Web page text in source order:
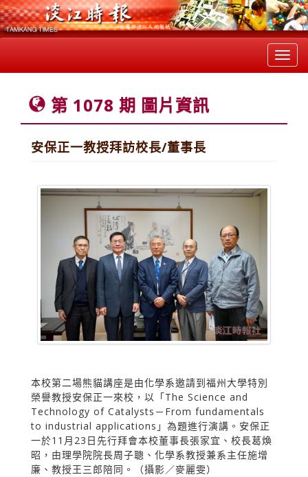
第 1078 期 圖片資訊
安保正一教授拜訪校長/董事長
本校第二場熊貓講座是由化學系邀請到福州大學特別
榮譽教授安保正一來校，以「The Science and
Technology of Catalysts－From fundamentals
to industrial applications」為題進行演講。安保正
一於11月23日先行拜會本校董事長張家宜、校長葛煥
昭，由理學院院長周子聰、化學系教授兼系主任施增
廉、教授王三郎陪同。（攝影／麥麗雯）